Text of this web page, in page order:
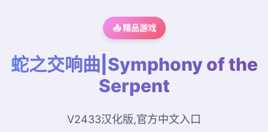
📤 精品游戏
蛇之交响曲|Symphony of the
Serpent
V2433汉化版,官方中文入口